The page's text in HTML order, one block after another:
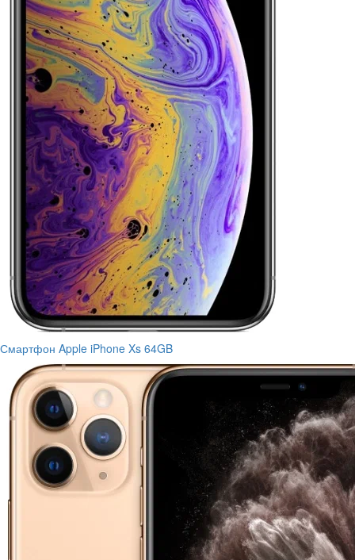
Смартфон Apple iPhone Xs 64GB